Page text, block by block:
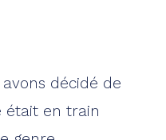
décidé de
était en train